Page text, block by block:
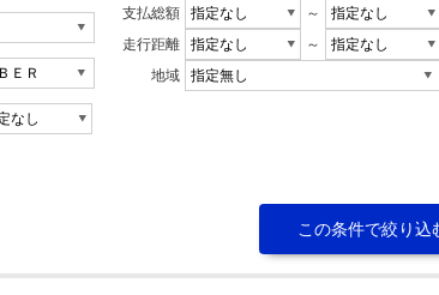
支払総額
～
走行距離
～
地域